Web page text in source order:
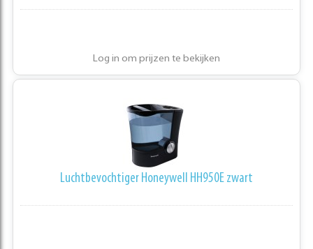
Log in om prijzen te bekijken
Luchtbevochtiger Honeywell HH950E zwart